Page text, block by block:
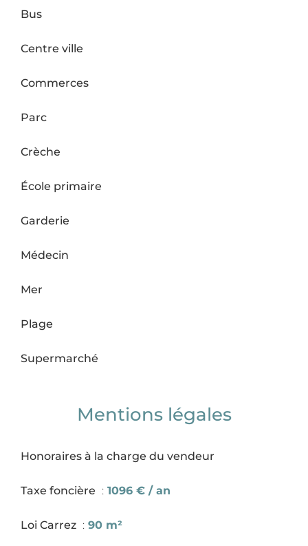
Bus
Centre ville
Commerces
Parc
Crèche
École primaire
Garderie
Médecin
Mer
Plage
Supermarché
Mentions légales
Honoraires à la charge du vendeur
Taxe foncière 1096 € / an
Loi Carrez 90 m²